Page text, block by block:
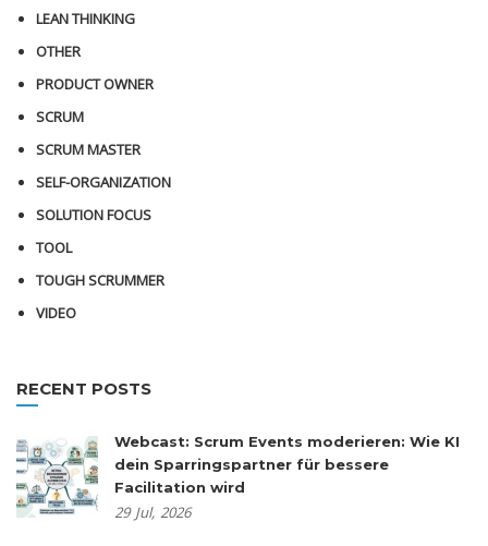
LEAN THINKING
OTHER
PRODUCT OWNER
SCRUM
SCRUM MASTER
SELF-ORGANIZATION
SOLUTION FOCUS
TOOL
TOUGH SCRUMMER
VIDEO
RECENT POSTS
Webcast: Scrum Events moderieren: Wie KI
dein Sparringspartner für bessere
Facilitation wird
29 Jul, 2026